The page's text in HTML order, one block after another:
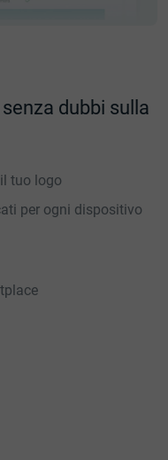
dubbi sulla
tuo logo
per ogni dispositivo